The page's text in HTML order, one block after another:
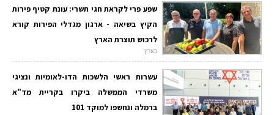
שפע פרי לקראת חגי תשרי: עונת קטיף פירות
הקיץ בשיאה - ארגון מגדלי הפירות קורא
לרכוש תוצרת הארץ
בארץ
עשרות ראשי הלשכות הדו-לאומיות ונציגי
משרדי הממשלה ביקרו בקריית מד"א
ברמלה ונחשפו למוקד 101